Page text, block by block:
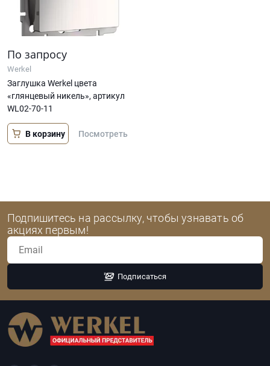
По запросу
Werkel
Заглушка Werkel цвета
«глянцевый никель», артикул
WL02-70-11
В корзину Посмотреть
Подпишитесь на рассылку, чтобы узнавать об
акциях первым!
Подписаться